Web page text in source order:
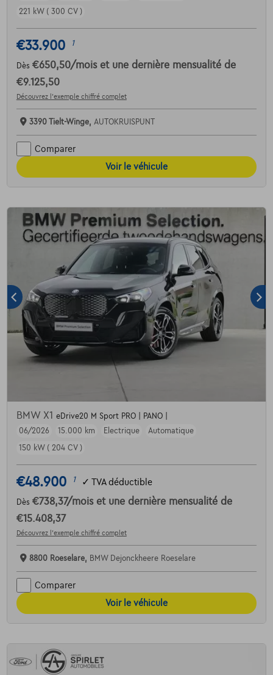
221 kW ( 300 CV )
€33.900 1
Dès €650,50/mois et une dernière mensualité de
€9.125,50
Découvrez l’exemple chiffré complet
3390 Tielt-Winge, AUTOKRUISPUNT
Comparer
Voir le véhicule
BMW X1 eDrive20 M Sport PRO | PANO |
06/2026
15.000 km Electrique
Automatique
150 kW ( 204 CV )
€48.900 1 ✓ TVA déductible
Dès €738,37/mois et une dernière mensualité de
€15.408,37
Découvrez l’exemple chiffré complet
8800 Roeselare, BMW Dejonckheere Roeselare
Comparer
Voir le véhicule